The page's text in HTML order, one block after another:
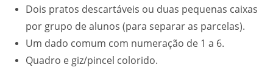
Dois pratos descartáveis ou duas pequenas caixas
por grupo de alunos (para separar as parcelas).
Um dado comum com numeração de 1 a 6.
Quadro e giz/pincel colorido.